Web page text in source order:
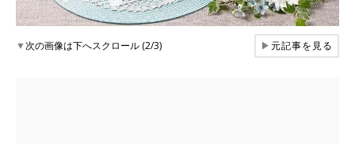
▼次の画像は下へスクロール (2/3) ▶元記事を見る